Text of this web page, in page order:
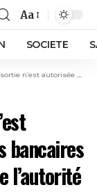
Aa
SOCIETE
bancaires de la province sans l’aval de l’autorité budgétaire
bancaires
l’autorité